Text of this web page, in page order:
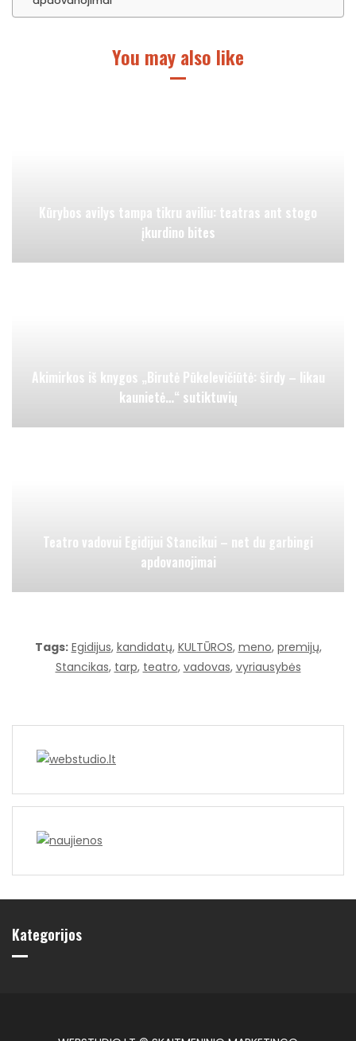
You may also like
Kūrybos avilys tampa tikru aviliu: teatras ant stogo
įkurdino bites
Akimirkos iš knygos „Birutė Pūkelevičiūtė: širdy – likau
kaunietė…“ sutiktuvių
Teatro vadovui Egidijui Stancikui – net du garbingi
apdovanojimai
Tags: Egidijus, kandidatų, KULTŪROS, meno, premijų,
Stancikas, tarp, teatro, vadovas, vyriausybės
Kategorijos